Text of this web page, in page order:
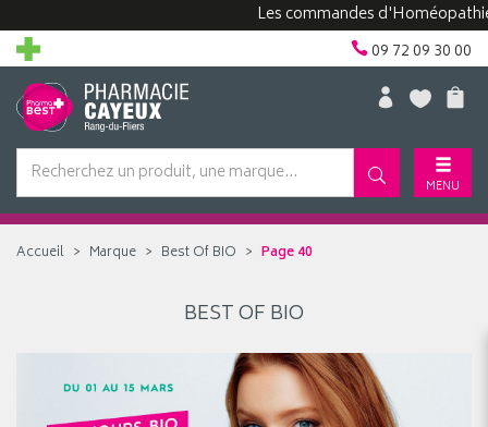
Les commandes d'Homéopathie
09 72 09 30 00
MENU
Accueil Marque Best Of BIO Page 40
BEST OF BIO